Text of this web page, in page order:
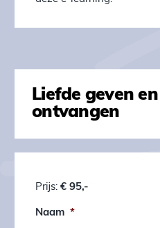
Liefde geven
ontvangen
Prijs: € 95,-
Naam *